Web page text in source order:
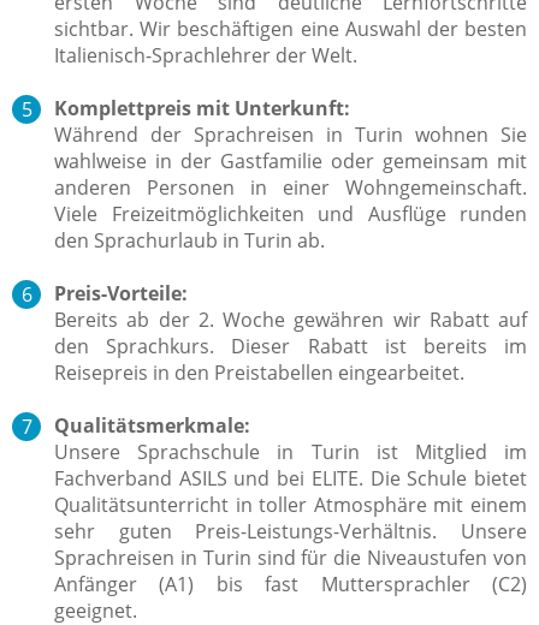
sichtbar. Wir beschäftigen eine Auswahl der besten
Italienisch-Sprachlehrer der Welt.
Komplettpreis mit Unterkunft:
Während der Sprachreisen in Turin wohnen Sie
wahlweise in der Gastfamilie oder gemeinsam mit
anderen Personen in einer Wohngemeinschaft.
Viele Freizeitmöglichkeiten und Ausflüge runden
den Sprachurlaub in Turin ab.
Preis-Vorteile:
Bereits ab der 2. Woche gewähren wir Rabatt auf
den Sprachkurs. Dieser Rabatt ist bereits im
Reisepreis in den Preistabellen eingearbeitet.
Qualitätsmerkmale:
Unsere Sprachschule in Turin ist Mitglied im
Fachverband ASILS und bei ELITE. Die Schule bietet
Qualitätsunterricht in toller Atmosphäre mit einem
sehr guten Preis-Leistungs-Verhältnis. Unsere
Sprachreisen in Turin sind für die Niveaustufen von
Anfänger (A1) bis fast Muttersprachler (C2)
geeignet.